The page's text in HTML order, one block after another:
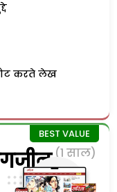
करते लेख
(1 साल)